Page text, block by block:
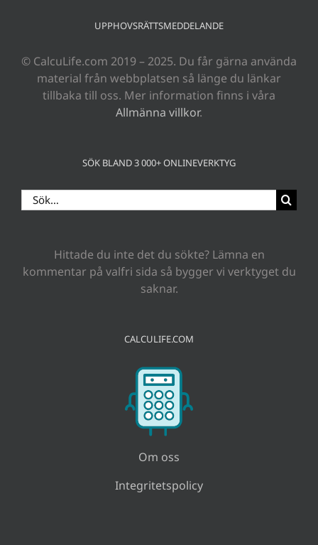
UPPHOVSRÄTTSMEDDELANDE
© CalcuLife.com 2019 – 2025. Du får gärna använda
material från webbplatsen så länge du länkar
tillbaka till oss. Mer information finns i våra
Allmänna villkor.
SÖK BLAND 3 000+ ONLINEVERKTYG
Sök
efter:
Hittade du inte det du sökte? Lämna en
kommentar på valfri sida så bygger vi verktyget du
saknar.
CALCULIFE.COM
Om oss
Integritetspolicy